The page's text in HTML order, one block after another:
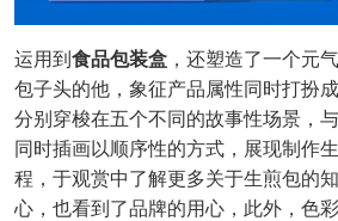
运用到 食品包装盒，还塑造了一个元
包子头的他，象征产品属性同时打扮成
分别穿梭在五个不同的故事性场景，
同时插画以顺序性的方式，展现制作
程，于观赏中了解更多关于生煎包的
心，也看到了品牌的用心，此外，色